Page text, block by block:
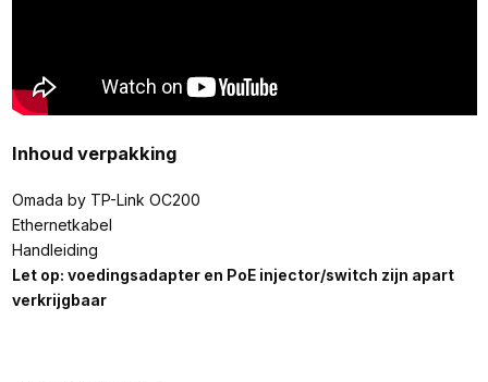
Inhoud verpakking
Omada by TP-Link OC200
Ethernetkabel
Handleiding
Let op: voedingsadapter en PoE injector/switch zijn apart
verkrijgbaar